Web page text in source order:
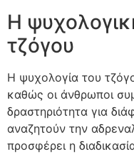
Η
τζόγου
Η ψυχολογία του
καθώς οι άνθρωποι
δραστηριότητα για
αναζητούν την
προσφέρει η